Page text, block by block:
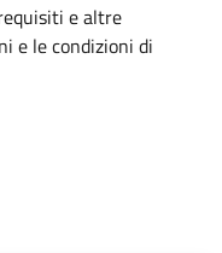
e altre
e le condizioni di